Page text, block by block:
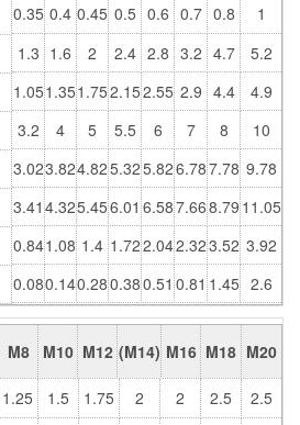
0.35 0.4 0.45 0.5 0.6 0.7 0.8
1
1.3 1.6 2 2.4 2.8 3.2 4.7
5.2
1.051.351.752.152.55 2.9 4.4
4.9
3.2
4 5 5.5 6 7 8
10
3.023.824.825.325.826.787.78 9.78
3.41 4.325.456.01 6.587.668.79 11.05
0.841.08 1.4 1.722.042.323.52 3.92
0.080.140.280.380.51 0.81 1.45 2.6
M8 M10 M12 (M14) M16 M18 M20
1.25 1.5 1.75 2 2 2.5
2.5